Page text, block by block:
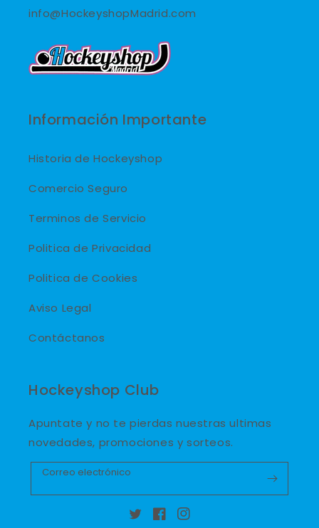
info@HockeyshopMadrid.com
Información Importante
Historia de Hockeyshop
Comercio Seguro
Terminos de Servicio
Politica de Privacidad
Politica de Cookies
Aviso Legal
Contáctanos
Hockeyshop Club
Apuntate y no te pierdas nuestras ultimas
novedades, promociones y sorteos.
Correo electrónico
TwitterFacebookInstagram